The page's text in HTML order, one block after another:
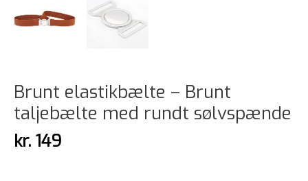
Brunt elastikbælte – Brunt
taljebælte med rundt sølvspænde
kr. 149